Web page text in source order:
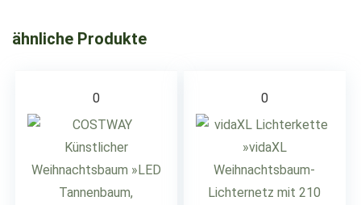
ähnliche Produkte
0 0